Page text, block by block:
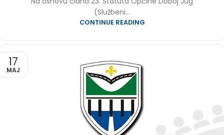
(Službeni...
CONTINUE READING
17
MAJ